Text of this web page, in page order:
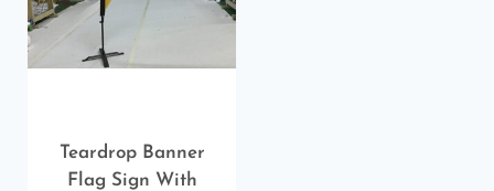
Teardrop Banner
Flag Sign With